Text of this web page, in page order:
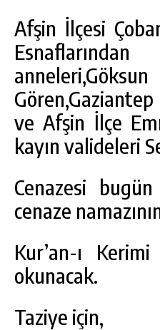
Afşin İlçesi
ve Afşin İlçe
kayın valideleri
Cenazesi
cenaze
Kur’an-ı
okunacak.
Taziye için,